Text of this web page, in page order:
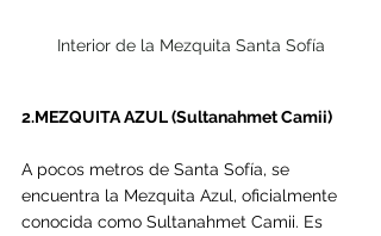
Interior de la Mezquita Santa Sofía
2.MEZQUITA AZUL (Sultanahmet Camii)
A pocos metros de Santa Sofía, se
encuentra la Mezquita Azul, oficialmente
conocida como Sultanahmet Camii. Es